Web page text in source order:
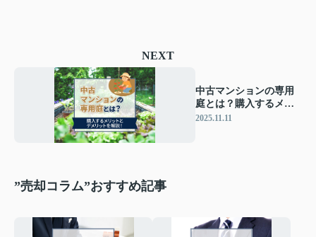
NEXT
中古マンションの専用
庭とは？購入するメリ
ットとデメリットを解
2025.11.11
”売却コラム”おすすめ記事